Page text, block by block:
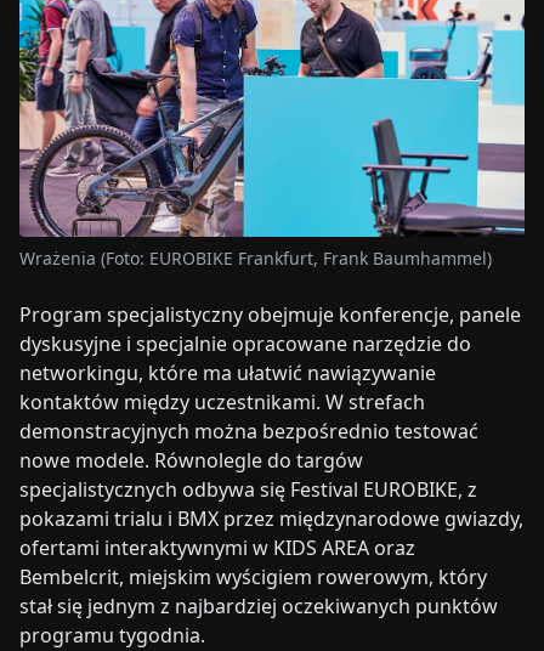
Wrażenia (Foto: EUROBIKE Frankfurt, Frank Baumhammel)
Program specjalistyczny obejmuje konferencje, panele
dyskusyjne i specjalnie opracowane narzędzie do
networkingu, które ma ułatwić nawiązywanie
kontaktów między uczestnikami. W strefach
demonstracyjnych można bezpośrednio testować
nowe modele. Równolegle do targów
specjalistycznych odbywa się Festival EUROBIKE, z
pokazami trialu i BMX przez międzynarodowe gwiazdy,
ofertami interaktywnymi w KIDS AREA oraz
Bembelcrit, miejskim wyścigiem rowerowym, który
stał się jednym z najbardziej oczekiwanych punktów
programu tygodnia.